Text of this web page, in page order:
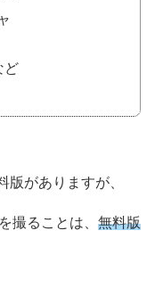
ど
版がありますが、
撮ることは、 無料版